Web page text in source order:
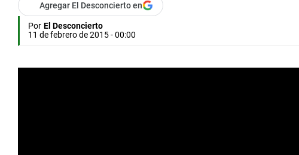
Agregar El Desconcierto en
Por El Desconcierto
11 de febrero de 2015 - 00:00